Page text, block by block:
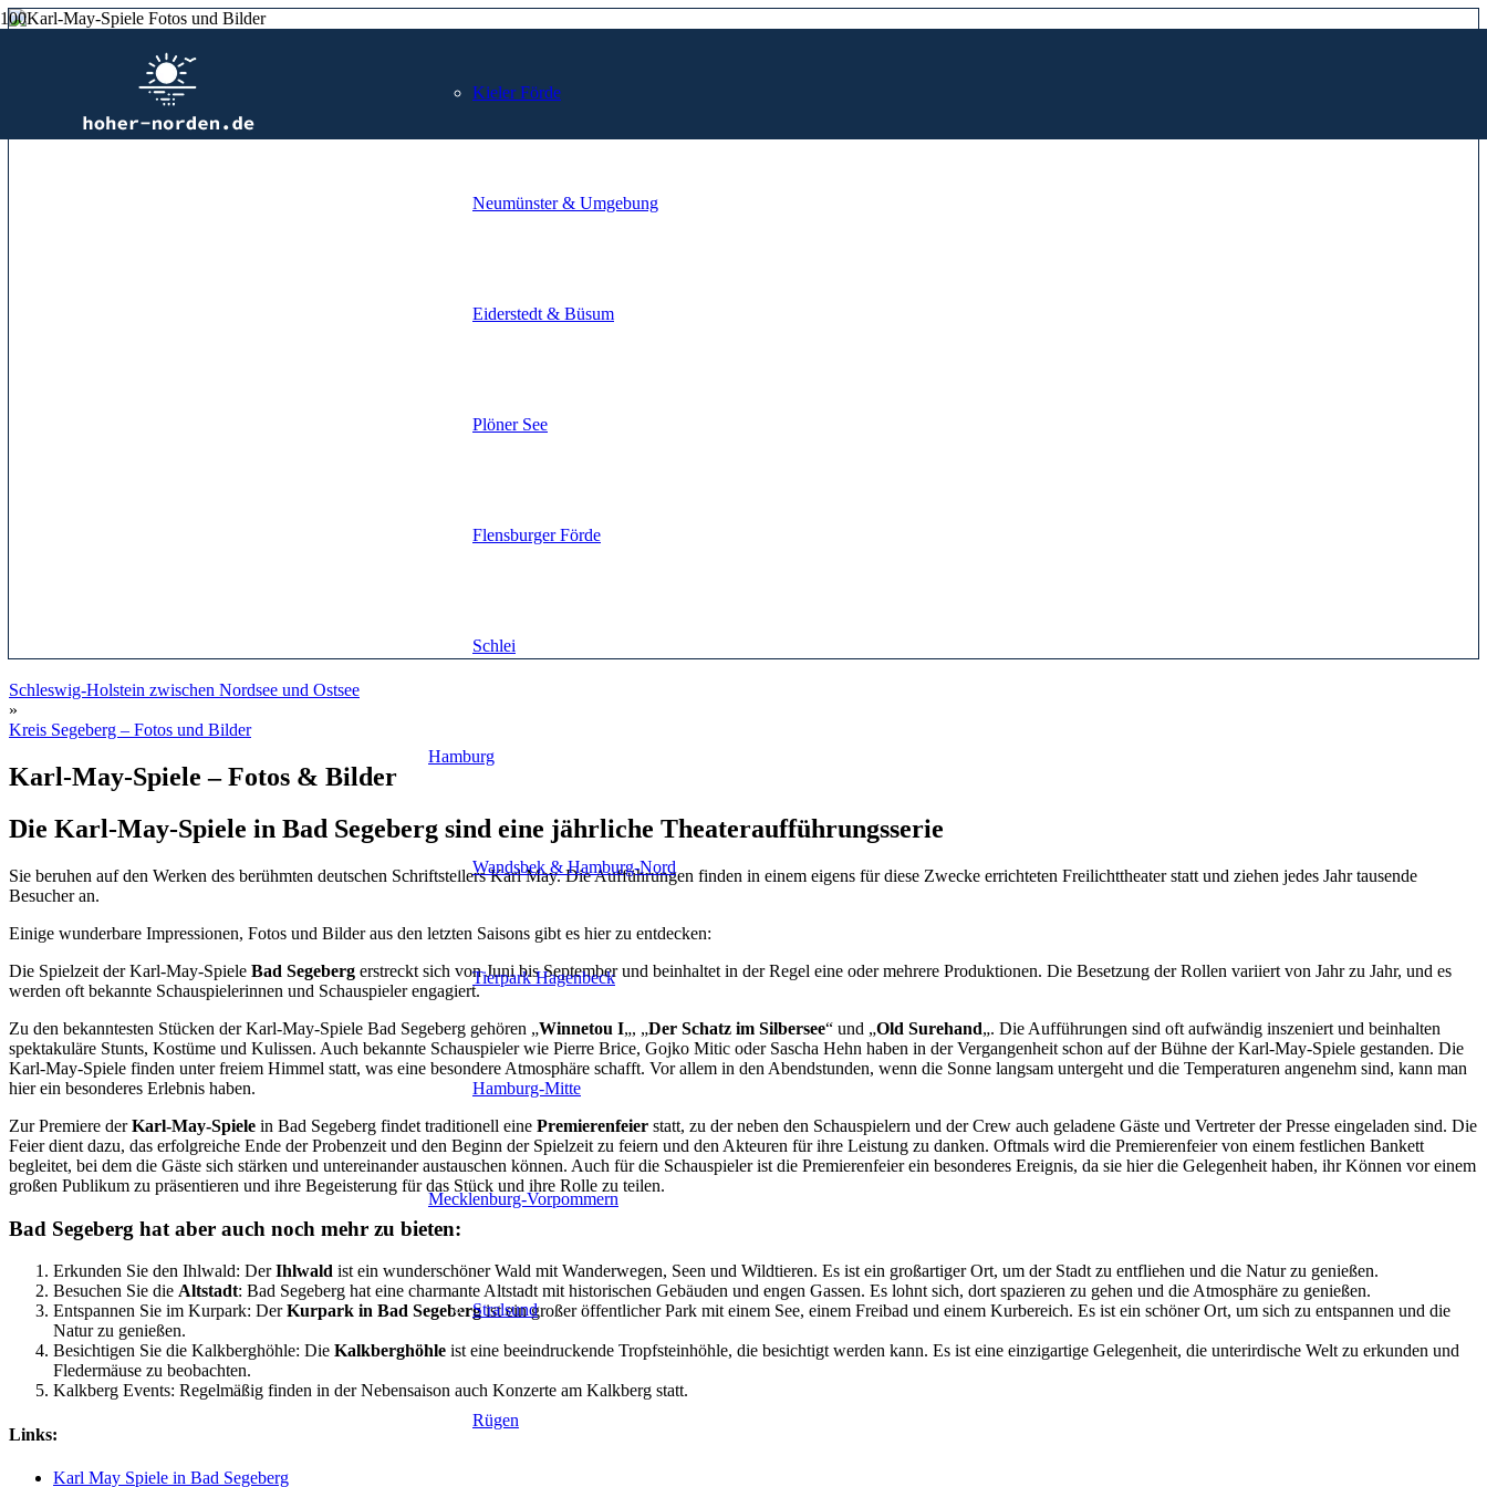
Kieler Förde
Neumünster & Umgebung
Eiderstedt & Büsum
Plöner See
Flensburger Förde
Schlei
Hamburg
Wandsbek & Hamburg-Nord
Tierpark Hagenbeck
Hamburg-Mitte
Mecklenburg-Vorpommern
Stralsund
Rügen
Schleswig-Holstein zwischen Nordsee und Ostsee
»
Kreis Segeberg – Fotos und Bilder
Karl-May-Spiele – Fotos & Bilder
Die Karl-May-Spiele in Bad Segeberg sind eine jährliche Theateraufführungsserie
Sie beruhen auf den Werken des berühmten deutschen Schriftstellers Karl May. Die Aufführungen finden in einem eigens für diese Zwecke errichteten Freilichttheater statt und ziehen jedes Jahr tausende
Besucher an.
Einige wunderbare Impressionen, Fotos und Bilder aus den letzten Saisons gibt es hier zu entdecken:
Die Spielzeit der Karl-May-Spiele Bad Segeberg erstreckt sich von Juni bis September und beinhaltet in der Regel eine oder mehrere Produktionen. Die Besetzung der Rollen variiert von Jahr zu Jahr, und es
werden oft bekannte Schauspielerinnen und Schauspieler engagiert.
Zu den bekanntesten Stücken der Karl-May-Spiele Bad Segeberg gehören „Winnetou I„, „Der Schatz im Silbersee“ und „Old Surehand„. Die Aufführungen sind oft aufwändig inszeniert und beinhalten
spektakuläre Stunts, Kostüme und Kulissen. Auch bekannte Schauspieler wie Pierre Brice, Gojko Mitic oder Sascha Hehn haben in der Vergangenheit schon auf der Bühne der Karl-May-Spiele gestanden. Die
Karl-May-Spiele finden unter freiem Himmel statt, was eine besondere Atmosphäre schafft. Vor allem in den Abendstunden, wenn die Sonne langsam untergeht und die Temperaturen angenehm sind, kann man
hier ein besonderes Erlebnis haben.
Zur Premiere derKarl-May-Spiele in Bad Segeberg findet traditionell eine Premierenfeier statt, zu der neben den Schauspielern und der Crew auch geladene Gäste und Vertreter der Presse eingeladen sind. Die
Feier dient dazu, das erfolgreiche Ende der Probenzeit und den Beginn der Spielzeit zu feiern und den Akteuren für ihre Leistung zu danken. Oftmals wird die Premierenfeier von einem festlichen Bankett
begleitet, bei dem die Gäste sich stärken und untereinander austauschen können. Auch für die Schauspieler ist die Premierenfeier ein besonderes Ereignis, da sie hier die Gelegenheit haben, ihr Können vor einem
großen Publikum zu präsentieren und ihre Begeisterung für das Stück und ihre Rolle zu teilen.
Bad Segeberg hat aber auch noch mehr zu bieten:
Erkunden Sie den Ihlwald: DerIhlwald ist ein wunderschöner Wald mit Wanderwegen, Seen und Wildtieren. Es ist ein großartiger Ort, um der Stadt zu entfliehen und die Natur zu genießen.
Besuchen Sie die Altstadt: Bad Segeberg hat eine charmante Altstadt mit historischen Gebäuden und engen Gassen. Es lohnt sich, dort spazieren zu gehen und die Atmosphäre zu genießen.
Entspannen Sie im Kurpark: DerKurpark in Bad Segebergist ein großer öffentlicher Park mit einem See, einem Freibad und einem Kurbereich. Es ist ein schöner Ort, um sich zu entspannen und die
Natur zu genießen.
Besichtigen Sie die Kalkberghöhle: Die Kalkberghöhle ist eine beeindruckende Tropfsteinhöhle, die besichtigt werden kann. Es ist eine einzigartige Gelegenheit, die unterirdische Welt zu erkunden und
Fledermäuse zu beobachten.
Kalkberg Events: Regelmäßig finden in der Nebensaison auch Konzerte am Kalkberg statt.
Links:
Karl May Spiele in Bad Segeberg